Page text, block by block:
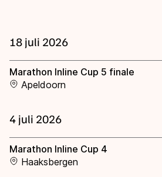
Langebaan
Inlineskaten
Schoonrijden
Natuurijs
Shorttrack
Inlineskaten
Kunstschaatsen
Tijden & historie
Ranglijsten Langebaan
Inschrijven wedstrijden
Algemene Nederlandse Schaatstijd
Deze zomer de weg op
Schaatsfans
Alles voor jou als schaatsfan
18 juli 2026
Marathon Inline Cup 5 finale
Apeldoorn
4 juli 2026
Marathon Inline Cup 4
Haaksbergen